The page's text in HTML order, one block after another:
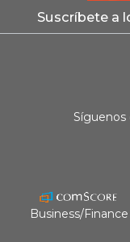
Suscríbete a
Síguenos
Business/Finance